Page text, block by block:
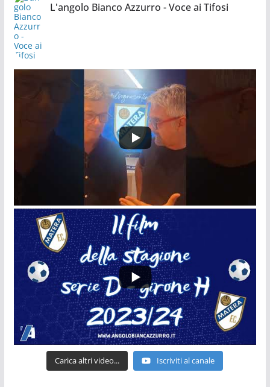
L'angolo Bianco Azzurro - Voce ai Tifosi
Carica altri video... Iscriviti al canale